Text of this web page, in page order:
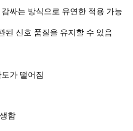
싸는 방식으로 유연한 적용 가능
된 신호 품질을 유지할 수 있음
가 떨어짐
함